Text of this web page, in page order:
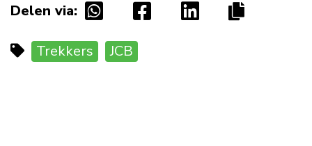
Delen via:
Trekkers JCB